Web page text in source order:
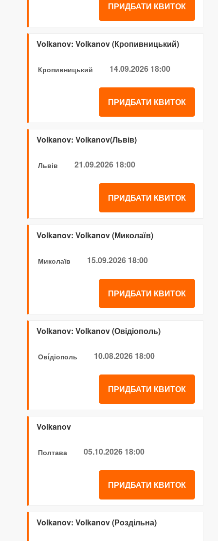
ПРИДБАТИ КВИТОК
Volkanov: Volkanov (Кропивницький)
Кропивницький 14.09.2026 18:00
ПРИДБАТИ КВИТОК
Volkanov: Volkanov(Львів)
Львів 21.09.2026 18:00
ПРИДБАТИ КВИТОК
Volkanov: Volkanov (Миколаїв)
Миколаїв 15.09.2026 18:00
ПРИДБАТИ КВИТОК
Volkanov: Volkanov (Овідіополь)
Ові́діополь 10.08.2026 18:00
ПРИДБАТИ КВИТОК
Volkanov
Полтава 05.10.2026 18:00
ПРИДБАТИ КВИТОК
Volkanov: Volkanov (Роздільна)